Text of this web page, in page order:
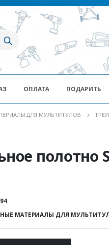
ОПЛАТА ПОДАРИТЬ
ДЛЯ МУЛЬТИТУЛОВ
полотно
МАТЕРИАЛЫ ДЛЯ